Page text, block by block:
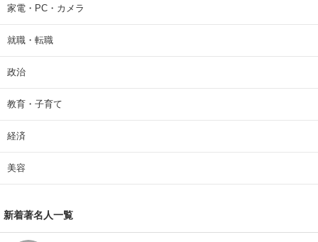
家電・PC・カメラ
就職・転職
政治
教育・子育て
経済
美容
新着著名人一覧